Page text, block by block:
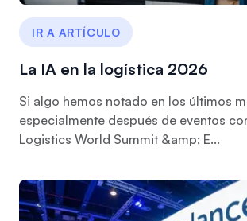
IR A ARTÍCULO
La IA en la logística 2026
Si algo hemos notado en los últimos
especialmente después de eventos
Logistics World Summit &amp; E...